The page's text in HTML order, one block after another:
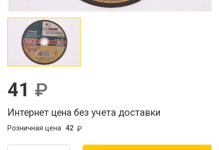
41
Интернет цена без учета доставки
42
Розничная цена